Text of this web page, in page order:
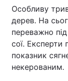
Особливу
дерев. На
переважно
сої.
показник
некерованим.